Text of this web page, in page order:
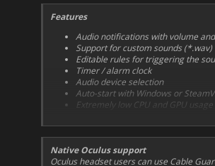
Features
Audio notifications with volume
Support for custom sounds (*.wav)
Editable rules for triggering the
Timer / alarm clock
Audio device selection
Auto-start with Windows or
Extremely low CPU and GPU
Native Oculus support
Oculus headset users can use Cable